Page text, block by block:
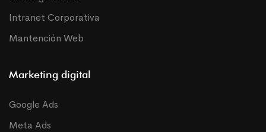
Intranet Corporativa
Mantención Web
Marketing digital
Google Ads
Meta Ads